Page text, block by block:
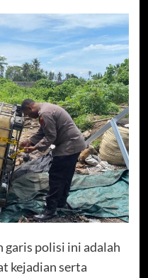
garis polisi ini adalah
kejadian serta